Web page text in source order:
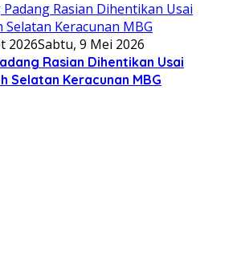
2026Sabtu, 9 Mei 2026
Rasian Dihentikan Usai
Selatan Keracunan MBG